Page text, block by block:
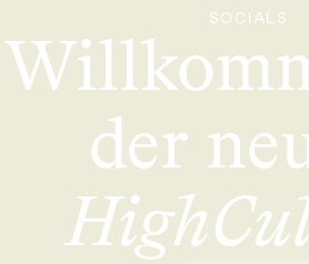
SOCIALS
der